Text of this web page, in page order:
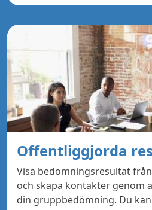
Offentliggjorda
Visa bedömningsresultat
och skapa kontakter genom
din gruppbedömning. Du